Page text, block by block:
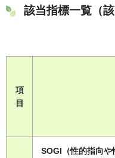
該当指標一覧（
項
目
SOGI（性的指向や